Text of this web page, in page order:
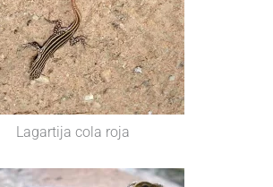
Lagartija cola roja